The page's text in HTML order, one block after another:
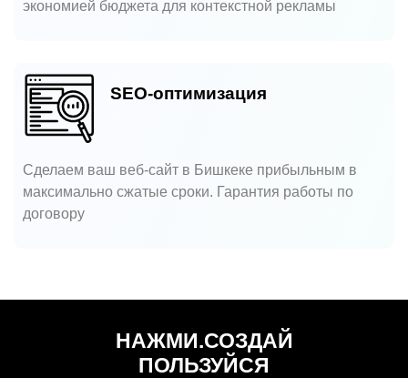
экономией бюджета для контекстной рекламы
SEO-оптимизация
Сделаем ваш веб-сайт в Бишкеке прибыльным в
максимально сжатые сроки. Гарантия работы по
договору
НАЖМИ.СОЗДАЙ
ПОЛЬЗУЙСЯ